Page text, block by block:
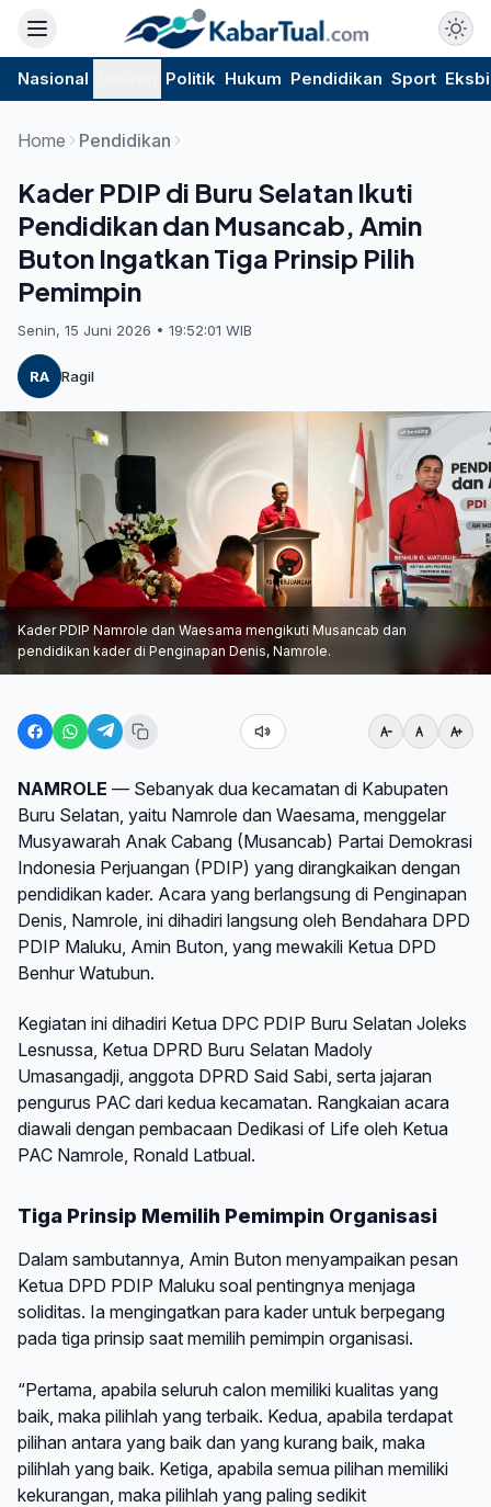
Nasional Politik Hukum Pendidikan Sport
Home Pendidikan
Kader PDIP di Buru Selatan Ikuti
Pendidikan dan Musancab, Amin
Buton Ingatkan Tiga Prinsip Pilih
Pemimpin
Senin, 15 Juni 2026 • 19:52:01 WIB
RA Ragil
Kader PDIP Namrole dan Waesama mengikuti Musancab dan
pendidikan kader di Penginapan Denis, Namrole.
NAMROLE — Sebanyak dua kecamatan di Kabupaten
Buru Selatan, yaitu Namrole dan Waesama, menggelar
Musyawarah Anak Cabang (Musancab) Partai Demokrasi
Indonesia Perjuangan (PDIP) yang dirangkaikan dengan
pendidikan kader. Acara yang berlangsung di Penginapan
Denis, Namrole, ini dihadiri langsung oleh Bendahara DPD
PDIP Maluku, Amin Buton, yang mewakili Ketua DPD
Benhur Watubun.
Kegiatan ini dihadiri Ketua DPC PDIP Buru Selatan Joleks
Lesnussa, Ketua DPRD Buru Selatan Madoly
Umasangadji, anggota DPRD Said Sabi, serta jajaran
pengurus PAC dari kedua kecamatan. Rangkaian acara
diawali dengan pembacaan Dedikasi of Life oleh Ketua
PAC Namrole, Ronald Latbual.
Tiga Prinsip Memilih Pemimpin Organisasi
Dalam sambutannya, Amin Buton menyampaikan pesan
Ketua DPD PDIP Maluku soal pentingnya menjaga
soliditas. Ia mengingatkan para kader untuk berpegang
pada tiga prinsip saat memilih pemimpin organisasi.
“Pertama, apabila seluruh calon memiliki kualitas yang
baik, maka pilihlah yang terbaik. Kedua, apabila terdapat
pilihan antara yang baik dan yang kurang baik, maka
pilihlah yang baik. Ketiga, apabila semua pilihan memiliki
kekurangan, maka pilihlah yang paling sedikit